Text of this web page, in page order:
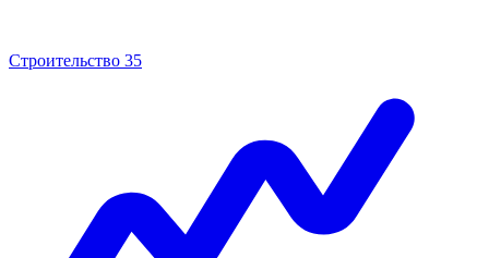
Строительство 35